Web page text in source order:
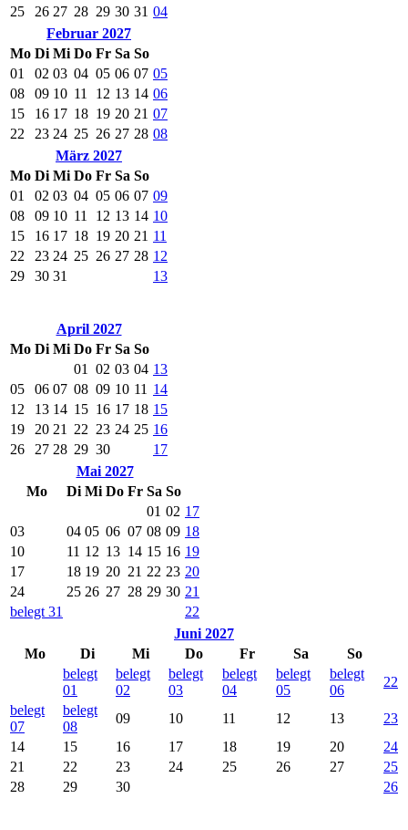
25
26 27 28 29 30 31 04
Februar 2027
Mo Di Mi Do Fr Sa So
01
02 03 04 05 06 07 05
08
09 10 11 12 13 14 06
15
16 17 18 19 20 21 07
22
23 24 25 26 27 28 08
März 2027
Mo Di Mi Do Fr Sa So
01
02 03 04 05 06 07 09
08
09 10 11 12 13 14 10
15
16 17 18 19 20 21 11
22
23 24 25 26 27 28 12
29
30 31 13
April 2027
Mo Di Mi Do Fr Sa So
01
02 03 04 13
05
06 07 08 09 10 11 14
12
13 14 15 16 17 18 15
19
20 21 22 23 24 25 16
26
27 28 29 30
17
Mai 2027
Mo
Di Mi Do Fr Sa So
01 02 17
03
04 05 06 07 08 09 18
10
11 12 13 14 15 16 19
17
18 19 20 21 22 23 20
24
25 26 27 28 29 30 21
belegt 31
22
Juni 2027
Mo
Di Mi Do Fr Sa
So
belegt
01
belegt
02
belegt
03
belegt
04
belegt
05
belegt
06
22
belegt
07
belegt
08
09 10 11 12 13
23
14
15 16 17 18 19 20
24
21
22 23 24 25 26 27
25
28
29 30 26